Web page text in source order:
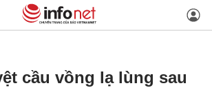
cầu vồng lạ lùng sau